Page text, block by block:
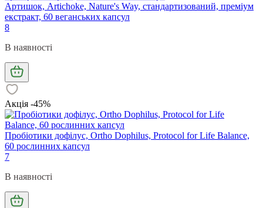
Артишок, Artichoke, Nature's Way, стандартизований, преміум
екстракт, 60 веганських капсул
8
В наявності
Акція -45%
Пробіотики дофілус, Ortho Dophilus, Protocol for Life Balance,
60 рослинних капсул
7
В наявності